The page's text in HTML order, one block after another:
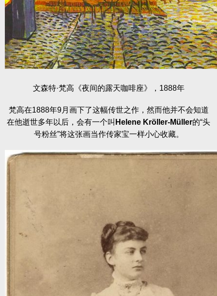
文森特·梵高《夜间的露天咖啡座》，1888年
梵高在1888年9月画下了这幅传世之作，然而他并不会知道
在他逝世多年以后，会有一个叫 Helene Kröller-Müller的“头
号粉丝”将这张画当作传家宝一样小心收藏。